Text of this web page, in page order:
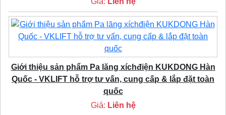
Giới thiệu sản phẩm Pa lăng xíchđiện KUKDONG Hàn
Quốc - VKLIFT hỗ trợ tư vấn, cung cấp & lắp đặt toàn
quốc
Giá: Liên hệ